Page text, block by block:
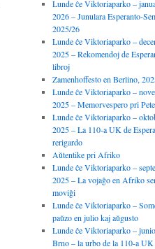
Lunde ĉe Viktoriaparko –
2026 – Junulara Esperanto-
2025/26
Lunde ĉe Viktoriaparko –
2025 – Rekomendoj de
libroj
Zamenhoffesto en Berlino,
Lunde ĉe Viktoriaparko –
2025 – Memorvespero pri
Lunde ĉe Viktoriaparko –
2025 – La 110-a UK de
rerigardo
Aŭtentike pri Afriko
Lunde ĉe Viktoriaparko –
2025 – La vojaĝo en Afriko
moviĝi
Lunde ĉe Viktoriaparko –
paŭzo en julio kaj aŭgusto
Lunde ĉe Viktoriaparko –
Brno – la urbo de la 110-a UK